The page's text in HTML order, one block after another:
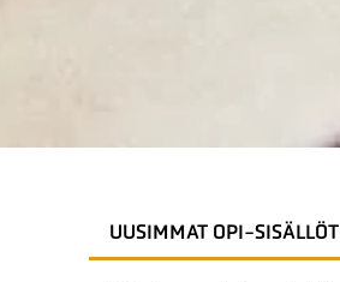
UUSIMMAT OPI-SISÄLLÖT